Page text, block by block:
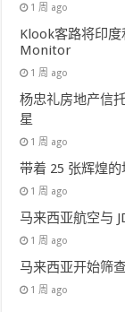
1 周 ago
Klook客路将印
Monitor
1 周 ago
杨忠礼房地产信
星
1 周 ago
带着 25 张辉煌
1 周 ago
马来西亚航空与
1 周 ago
马来西亚开始筛
1 周 ago